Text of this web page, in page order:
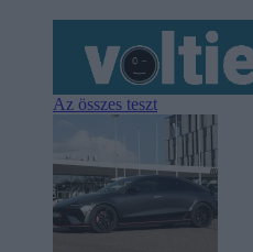
Az összes teszt